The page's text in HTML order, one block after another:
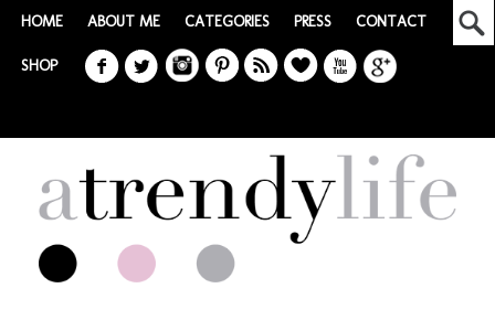
HOME ABOUT ME CATEGORIES PRESS CONTACT
SHOP